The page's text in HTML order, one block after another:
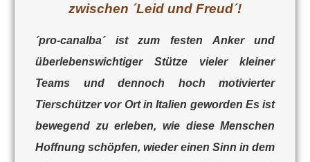
zwischen ´Leid und Freud´!
´pro-canalba´ ist zum festen Anker und
überlebenswichtiger Stütze vieler kleiner
Teams und dennoch hoch motivierter
Tierschützer vor Ort in Italien geworden Es ist
bewegend zu erleben, wie diese Menschen
Hoffnung schöpfen, wieder einen Sinn in dem